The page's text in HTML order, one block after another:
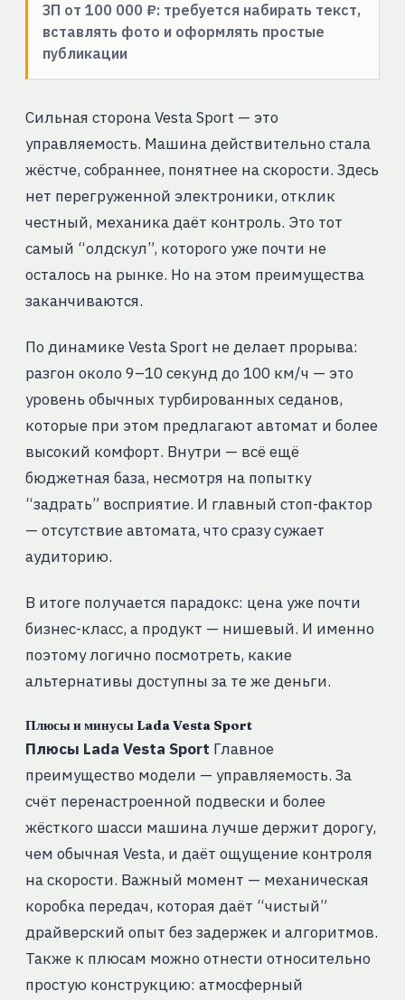
ЗП от 100 000 ₽: требуется набирать текст,
вставлять фото и оформлять простые
публикации
Сильная сторона Vesta Sport — это
управляемость. Машина действительно стала
жёстче, собраннее, понятнее на скорости. Здесь
нет перегруженной электроники, отклик
честный, механика даёт контроль. Это тот
самый “олдскул”, которого уже почти не
осталось на рынке. Но на этом преимущества
заканчиваются.
По динамике Vesta Sport не делает прорыва:
разгон около 9–10 секунд до 100 км/ч — это
уровень обычных турбированных седанов,
которые при этом предлагают автомат и более
высокий комфорт. Внутри — всё ещё
бюджетная база, несмотря на попытку
“задрать” восприятие. И главный стоп-фактор
— отсутствие автомата, что сразу сужает
аудиторию.
В итоге получается парадокс: цена уже почти
бизнес-класс, а продукт — нишевый. И именно
поэтому логично посмотреть, какие
альтернативы доступны за те же деньги.
Плюсы и минусы Lada Vesta Sport
Плюсы Lada Vesta Sport Главное
преимущество модели — управляемость. За
счёт перенастроенной подвески и более
жёсткого шасси машина лучше держит дорогу,
чем обычная Vesta, и даёт ощущение контроля
на скорости. Важный момент — механическая
коробка передач, которая даёт “чистый”
драйверский опыт без задержек и алгоритмов.
Также к плюсам можно отнести относительно
простую конструкцию: атмосферный